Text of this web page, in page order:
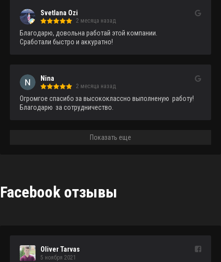
Svetlana Ozi
2 месяца назад
Благодарю, довольна работай этой компании.
Сработали быстро и аккуратно!
Nina
2 месяца назад
Огромгое спасибо за высококлассно выполненую  работу!
Благодарю  за сотрудничество.
Показать еще
Facebook отзывы
Oliver Tarvas
5 ноября 2021